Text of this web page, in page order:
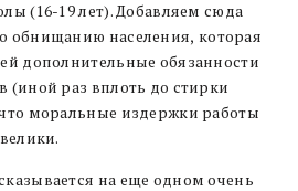
(16-19 лет). Добавляем сюда
обнищанию населения, которая
дополнительные обязанности
(иной раз вплоть до стирки
моральные издержки работы
на еще одном очень